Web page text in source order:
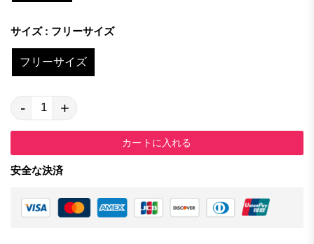
サイズ : フリーサイズ
フリーサイズ
- +
カートに入れる
安全な決済